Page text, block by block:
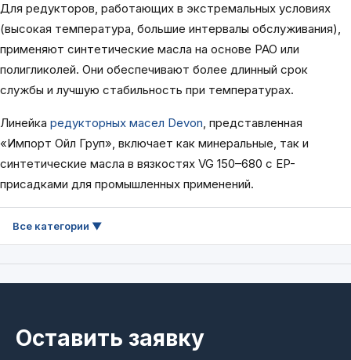
Для редукторов, работающих в экстремальных условиях
(высокая температура, большие интервалы обслуживания),
применяют синтетические масла на основе PAO или
полигликолей. Они обеспечивают более длинный срок
службы и лучшую стабильность при температурах.
Линейка редукторных масел Devon, представленная
«Импорт Ойл Груп», включает как минеральные, так и
синтетические масла в вязкостях VG 150–680 с EP-
присадками для промышленных применений.
Оставить заявку